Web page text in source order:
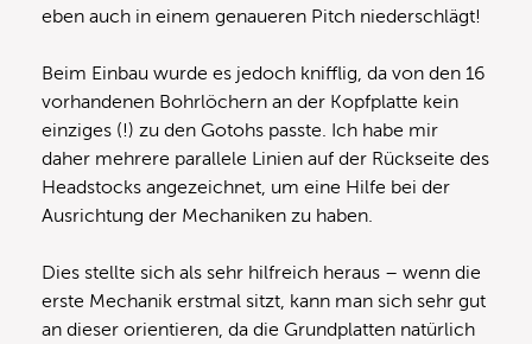
eben auch in einem genaueren Pitch niederschlägt!
Beim Einbau wurde es jedoch knifflig, da von den 16
vorhandenen Bohrlöchern an der Kopfplatte kein
einziges (!) zu den Gotohs passte. Ich habe mir
daher mehrere parallele Linien auf der Rückseite des
Headstocks angezeichnet, um eine Hilfe bei der
Ausrichtung der Mechaniken zu haben.
Dies stellte sich als sehr hilfreich heraus – wenn die
erste Mechanik erstmal sitzt, kann man sich sehr gut
an dieser orientieren, da die Grundplatten natürlich